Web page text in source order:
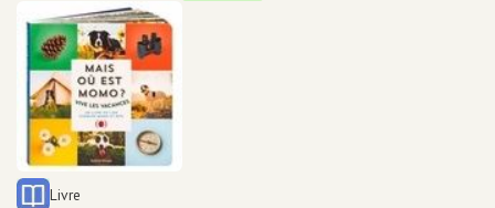
Type de support matériel
Livre